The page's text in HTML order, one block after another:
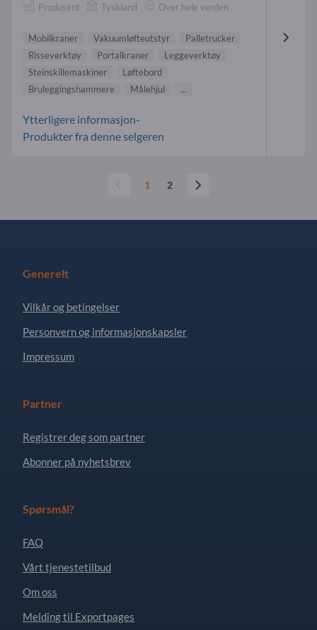
Produsent Tyskland Over hele verden
Mobilkraner Vakuumløfteutstyr
Palletrucker
Risseverktøy
Portalkraner
Leggeverktøy
Steinskillemaskiner
Løftebord
Bruleggingshammere
Målehjul ...
Ytterligere informasjon-
Produkter fra denne selgeren
1 2
Generelt
Vilkår og betingelser
Personvern og informasjonskapsler
Impressum
Partner
Registrer deg som partner
Abonner på nyhetsbrev
Spørsmål?
FAQ
Vårt tjenestetilbud
Om oss
Melding til Exportpages